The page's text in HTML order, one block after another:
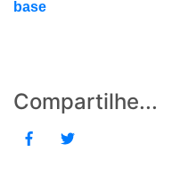
base
Compartilhe...